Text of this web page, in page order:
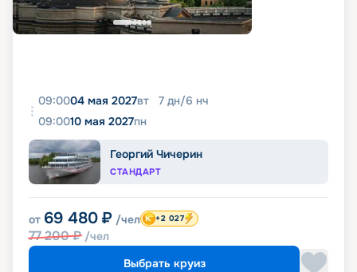
09:0004 мая 2027вт 7 дн/6 нч
09:0010 мая 2027пн
Георгий Чичерин
СТАНДАРТ
от 69 480 ₽ /чел
77 200₽ /чел
+2 027
Выбрать круиз